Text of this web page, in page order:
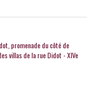
promenade du côté de
villas de la rue Didot - XIVe